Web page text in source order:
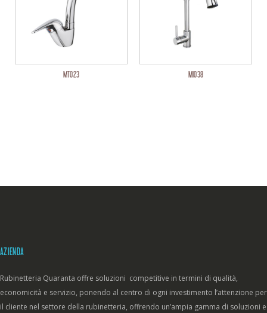
MT023 MI038
AZIENDA
Rubinetteria Quaranta offre soluzioni competitive in termini di qualità,
economicità e servizio, ponendo al centro di ogni investimento l’attenzione per
il cliente nel settore della rubinetteria, offrendo un’ampia gamma di soluzioni e